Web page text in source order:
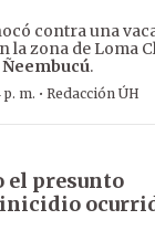
contra una
la zona de Loma
Ñeembucú.
m. · Redacción ÚH
el presunto